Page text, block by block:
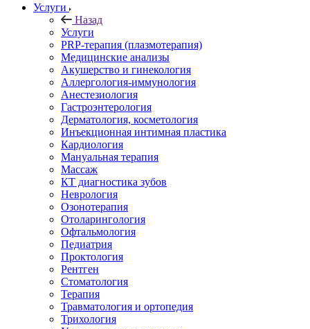
Услуги
Назад
Услуги
PRP-терапия (плазмотерапия)
Медицинские анализы
Акушерство и гинекология
Аллергология-иммунология
Анестезиология
Гастроэнтерология
Дерматология, косметология
Инъекционная интимная пластика
Кардиология
Мануальная терапия
Массаж
КТ диагностика зубов
Неврология
Озонотерапия
Отоларингология
Офтальмология
Педиатрия
Проктология
Рентген
Стоматология
Терапия
Травматология и ортопедия
Трихология